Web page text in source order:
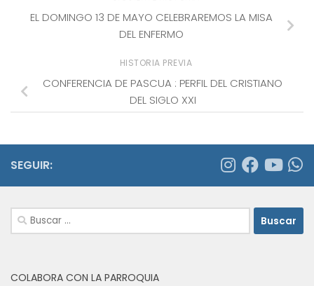
EL DOMINGO 13 DE MAYO CELEBRAREMOS LA MISA
DEL ENFERMO
HISTORIA PREVIA
CONFERENCIA DE PASCUA : PERFIL DEL CRISTIANO
DEL SIGLO XXI
SEGUIR:
Buscar:
COLABORA CON LA PARROQUIA